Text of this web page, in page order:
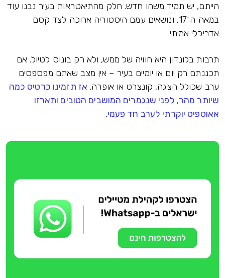
הייתם, יש תמיד משהו חדש. חלק מהתיאטראות בעיר נבנו עוד
במאה ה־17, ונושאים עמם היסטוריה ארוכה לצד קסם
אדריכלי אמיתי.
תרבות בלונדון היא חוויה של ממש, ולא רק בונוס לטיול. אם
תכננתם רק יום או יומיים בעיר – אין מצב שאתם מפספסים
ערב שכולל הצגה, קונצרט או אופרה. אז תזמינו כרטיס כמה
שיותר מהר, לפני שנגמרים המושבים הטובים ותארזו
אאוטפיט יוקרתי לערב חד פעמי.